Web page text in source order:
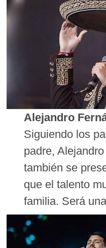
Alejandro
Siguiendo los
padre,
también se
que el talento
familia. Será